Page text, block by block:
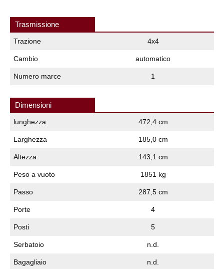
Trasmissione
Trazione 4x4
Cambio automatico
Numero marce 1
Dimensioni
lunghezza 472,4 cm
Larghezza 185,0 cm
Altezza 143,1 cm
Peso a vuoto 1851 kg
Passo 287,5 cm
Porte 4
Posti 5
Serbatoio n.d.
Bagagliaio n.d.